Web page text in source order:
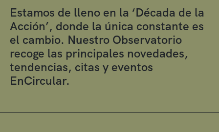
Estamos de lleno en la ‘Década de la
Acción’, donde la única constante es
el cambio. Nuestro Observatorio
recoge las principales novedades,
tendencias, citas y eventos
EnCircular.